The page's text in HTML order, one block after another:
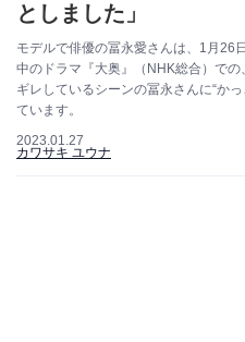
としました」
モデルで俳優の冨永愛さんは、1月26
中のドラマ『大奥』（NHK総合）で
ギレしているシーンの冨永さんに“か
ています。
2023.01.27
カワサキ ユウナ